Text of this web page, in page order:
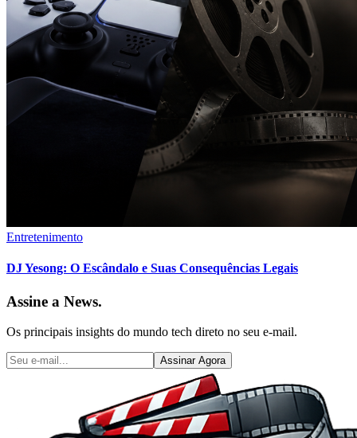
Entretenimento
DJ Yesong: O Escândalo e Suas Consequências Legais
Assine a News.
Os principais insights do mundo tech direto no seu e-mail.
Assinar Agora